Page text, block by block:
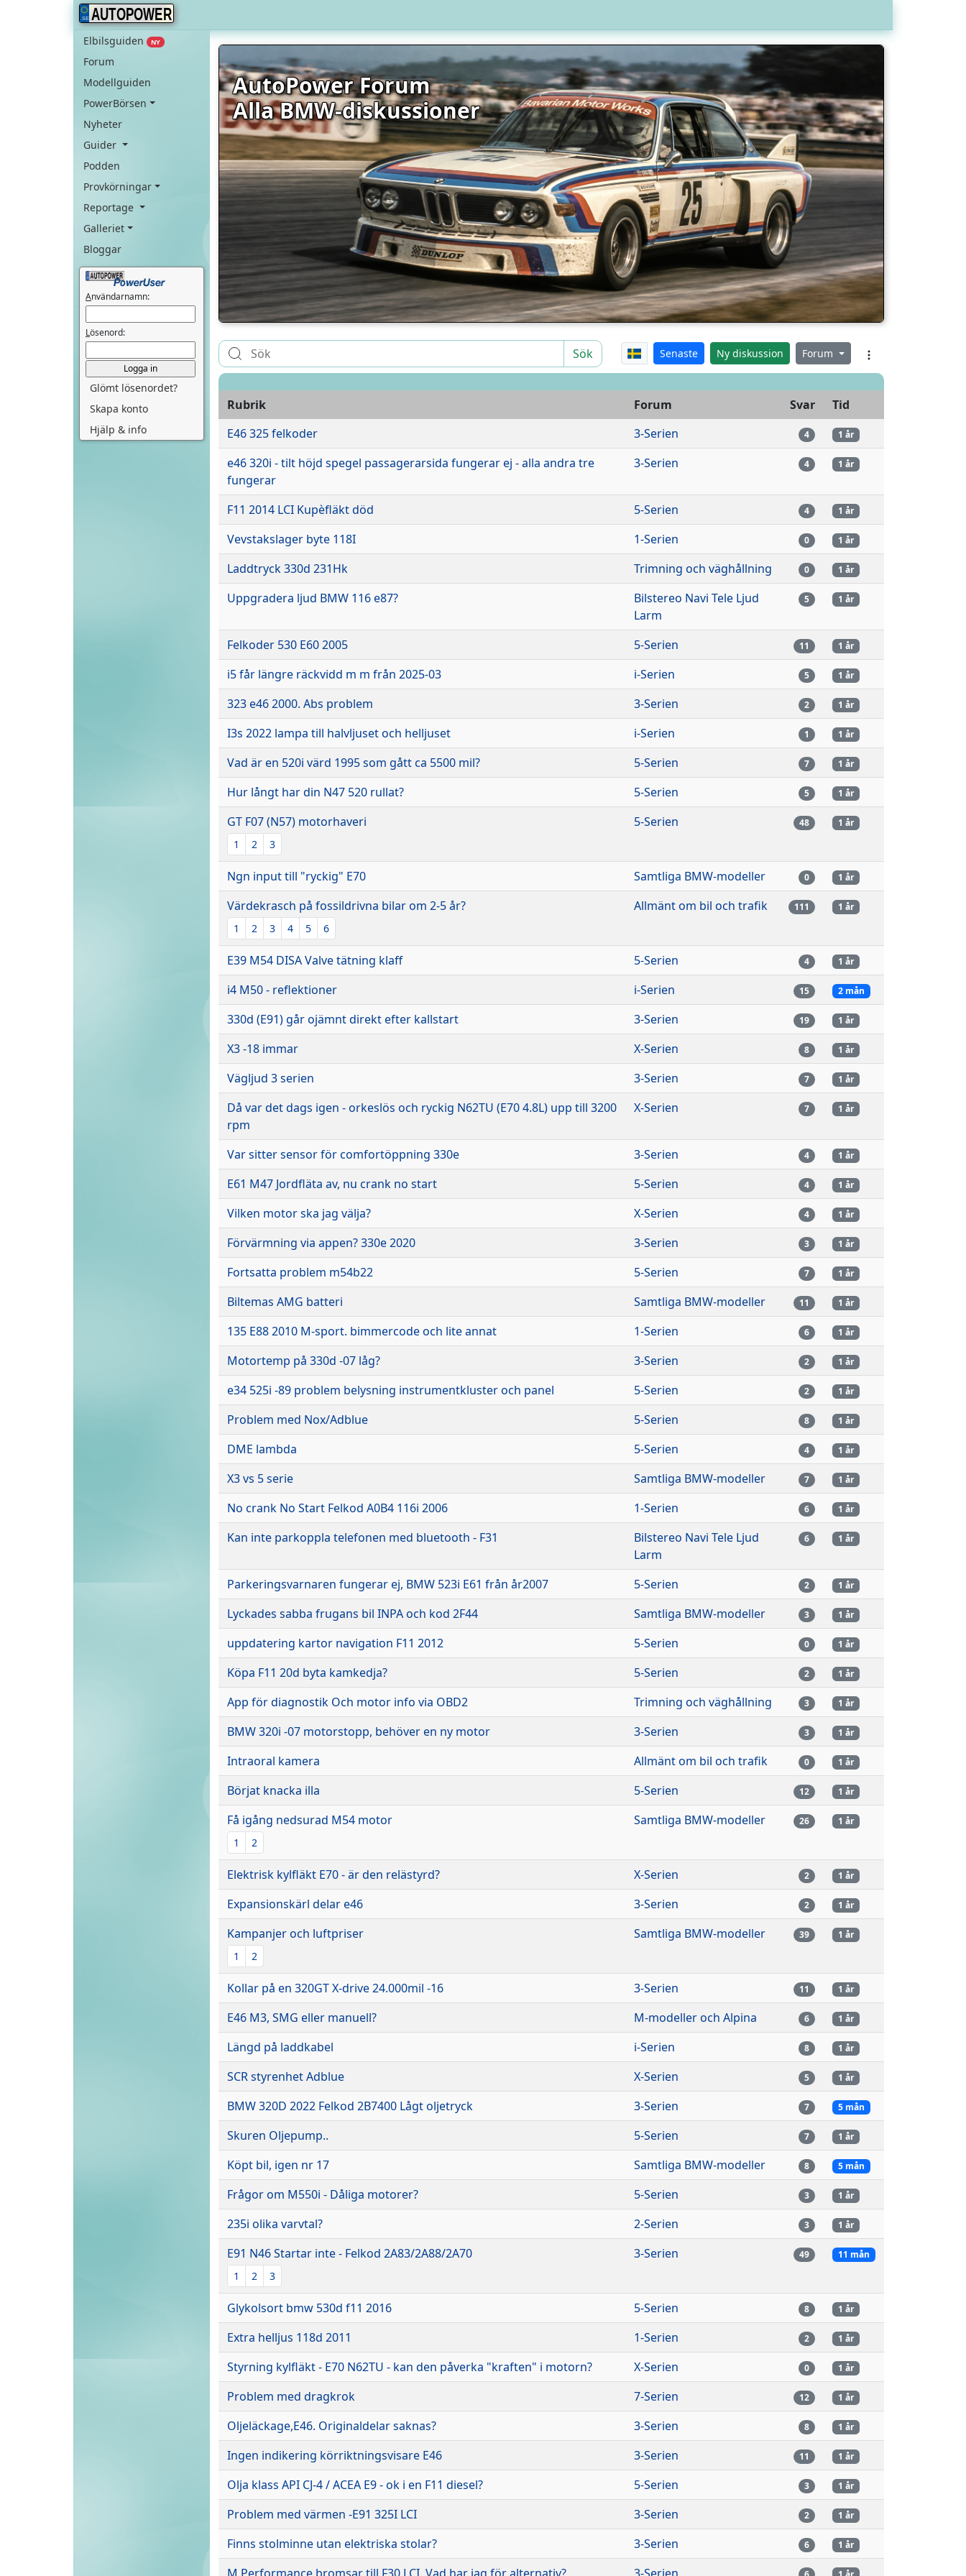
AUTOPOWER
Elbilsguiden NY
Forum
Modellguiden
PowerBörsen
Nyheter
Guider
Podden
Provkörningar
Reportage
Galleriet
Bloggar
Användarnamn:
Lösenord:
Glömt lösenordet?
Skapa konto
Hjälp & info
AutoPower Forum
Alla BMW-diskussioner
Sök Senaste Ny diskussion Forum
Rubrik Forum Svar
Tid
E46 325 felkoder
3-Serien 4 1 år
e46 320i - tilt höjd spegel passagerarsida fungerar ej - alla andra tre
fungerar
3-Serien 4 1 år
F11 2014 LCI Kupèfläkt död 5-Serien 4 1 år
Vevstakslager byte 118I 1-Serien 0 1 år
Laddtryck 330d 231Hk Trimning och väghållning 0 1 år
Uppgradera ljud BMW 116 e87?
Bilstereo Navi Tele Ljud
Larm
5 1 år
Felkoder 530 E60 2005 5-Serien 11 1 år
i5 får längre räckvidd m m från 2025-03 i-Serien 5 1 år
323 e46 2000. Abs problem 3-Serien 2 1 år
I3s 2022 lampa till halvljuset och helljuset i-Serien 1 1 år
Vad är en 520i värd 1995 som gått ca 5500 mil? 5-Serien 7 1 år
Hur långt har din N47 520 rullat? 5-Serien 5 1 år
GT F07 (N57) motorhaveri
1 2 3
5-Serien 48 1 år
Ngn input till "ryckig" E70 Samtliga BMW-modeller 0 1 år
Värdekrasch på fossildrivna bilar om 2-5 år?
1 2 3 4 5 6
Allmänt om bil och trafik 111 1 år
E39 M54 DISA Valve tätning klaff 5-Serien 4 1 år
i4 M50 - reflektioner i-Serien 15 2 mån
330d (E91) går ojämnt direkt efter kallstart 3-Serien 19 1 år
X3 -18 immar X-Serien 8 1 år
Vägljud 3 serien 3-Serien 7 1 år
Då var det dags igen - orkeslös och ryckig N62TU (E70 4.8L) upp till 3200
rpm
X-Serien 7 1 år
Var sitter sensor för comfortöppning 330e 3-Serien 4 1 år
E61 M47 Jordfläta av, nu crank no start 5-Serien 4 1 år
Vilken motor ska jag välja? X-Serien 4 1 år
Förvärmning via appen? 330e 2020 3-Serien 3 1 år
Fortsatta problem m54b22 5-Serien 7 1 år
Biltemas AMG batteri Samtliga BMW-modeller 11 1 år
135 E88 2010 M-sport. bimmercode och lite annat 1-Serien 6 1 år
Motortemp på 330d -07 låg? 3-Serien 2 1 år
e34 525i -89 problem belysning instrumentkluster och panel 5-Serien 2 1 år
Problem med Nox/Adblue 5-Serien 8 1 år
DME lambda 5-Serien 4 1 år
X3 vs 5 serie Samtliga BMW-modeller 7 1 år
No crank No Start Felkod A0B4 116i 2006 1-Serien 6 1 år
Kan inte parkoppla telefonen med bluetooth - F31
Bilstereo Navi Tele Ljud
Larm
6 1 år
Parkeringsvarnaren fungerar ej, BMW 523i E61 från år2007 5-Serien 2 1 år
Lyckades sabba frugans bil INPA och kod 2F44 Samtliga BMW-modeller 3 1 år
uppdatering kartor navigation F11 2012 5-Serien 0 1 år
Köpa F11 20d byta kamkedja? 5-Serien 2 1 år
App för diagnostik Och motor info via OBD2 Trimning och väghållning 3 1 år
BMW 320i -07 motorstopp, behöver en ny motor 3-Serien 3 1 år
Intraoral kamera Allmänt om bil och trafik 0 1 år
Börjat knacka illa 5-Serien 12 1 år
Få igång nedsurad M54 motor
1 2
Samtliga BMW-modeller 26 1 år
Elektrisk kylfläkt E70 - är den relästyrd? X-Serien 2 1 år
Expansionskärl delar e46 3-Serien 2 1 år
Kampanjer och luftpriser
1 2
Samtliga BMW-modeller 39 1 år
Kollar på en 320GT X-drive 24.000mil -16 3-Serien 11 1 år
E46 M3, SMG eller manuell? M-modeller och Alpina 6 1 år
Längd på laddkabel i-Serien 8 1 år
SCR styrenhet Adblue X-Serien 5 1 år
BMW 320D 2022 Felkod 2B7400 Lågt oljetryck 3-Serien 7 5 mån
Skuren Oljepump.. 5-Serien 7 1 år
Köpt bil, igen nr 17 Samtliga BMW-modeller 8 5 mån
Frågor om M550i - Dåliga motorer? 5-Serien 3 1 år
235i olika varvtal? 2-Serien 3 1 år
E91 N46 Startar inte - Felkod 2A83/2A88/2A70
1 2 3
3-Serien 49 11 mån
Glykolsort bmw 530d f11 2016 5-Serien 8 1 år
Extra helljus 118d 2011 1-Serien 2 1 år
Styrning kylfläkt - E70 N62TU - kan den påverka "kraften" i motorn? X-Serien 0 1 år
Problem med dragkrok 7-Serien 12 1 år
Oljeläckage,E46. Originaldelar saknas? 3-Serien 8 1 år
Ingen indikering körriktningsvisare E46 3-Serien 11 1 år
Olja klass API CJ-4 / ACEA E9 - ok i en F11 diesel? 5-Serien 3 1 år
Problem med värmen -E91 325I LCI 3-Serien 2 1 år
Finns stolminne utan elektriska stolar? 3-Serien 6 1 år